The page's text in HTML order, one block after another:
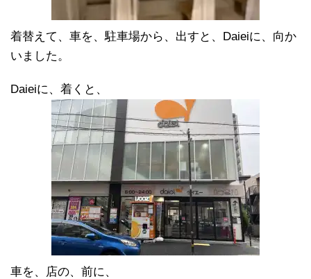
着替えて、車を、駐車場から、出すと、Daieiに、向か
いました。
Daieiに、着くと、
車を、店の、前に、